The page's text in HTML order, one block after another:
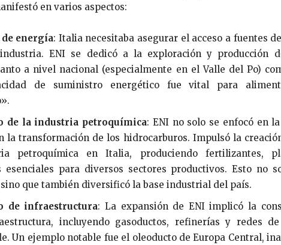
en varios aspectos:
energía: Italia necesitaba asegurar el acceso a fuentes
ENI se dedicó a la exploración y producción
a nivel nacional (especialmente en el Valle del Po)
de suministro energético fue vital para
de la industria petroquímica: ENI no solo se enfocó en
la transformación de los hidrocarburos. Impulsó la
petroquímica en Italia, produciendo fertilizantes,
esenciales para diversos sectores productivos. Esto no
que también diversificó la base industrial del país.
de infraestructura: La expansión de ENI implicó la
incluyendo gasoductos, refinerías y redes
Un ejemplo notable fue el oleoducto de Europa Central,